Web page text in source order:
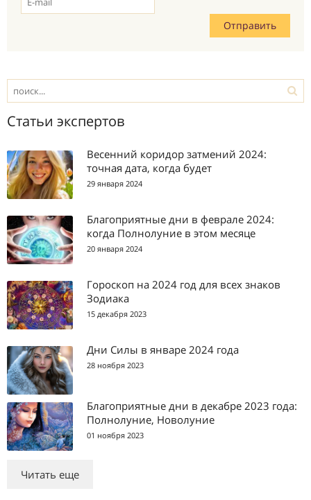
Статьи экспертов
Весенний коридор затмений 2024:
точная дата, когда будет
29 января 2024
Благоприятные дни в феврале 2024:
когда Полнолуние в этом месяце
20 января 2024
Гороскоп на 2024 год для всех знаков
Зодиака
15 декабря 2023
Дни Силы в январе 2024 года
28 ноября 2023
Благоприятные дни в декабре 2023 года:
Полнолуние, Новолуние
01 ноября 2023
Читать еще